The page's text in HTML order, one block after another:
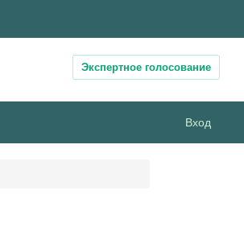
Экспертное голосование
Вход